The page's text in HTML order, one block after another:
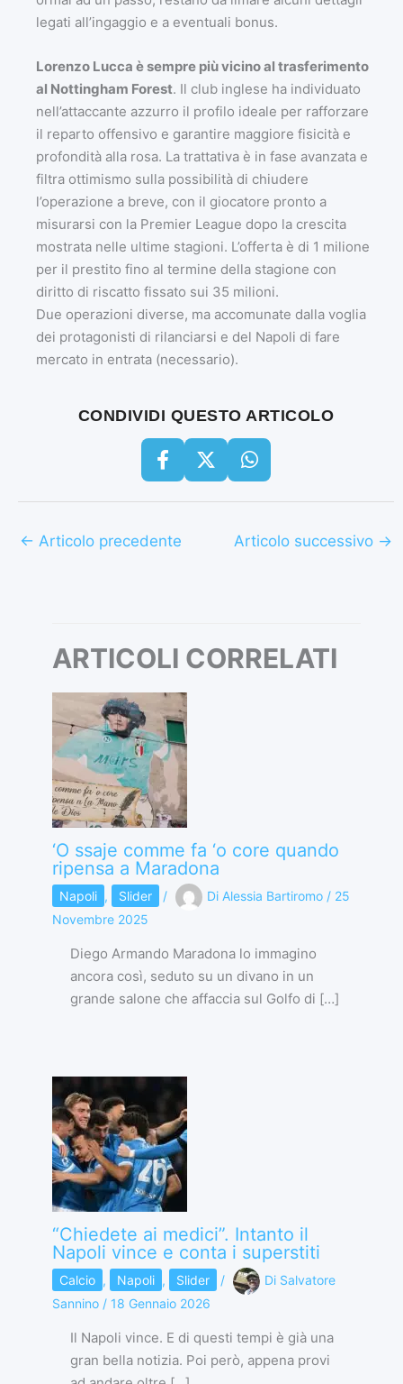
legati all’ingaggio e a eventuali bonus.
Lorenzo Lucca è sempre più vicino al trasferimento
al Nottingham Forest. Il club inglese ha individuato
nell’attaccante azzurro il profilo ideale per rafforzare
il reparto offensivo e garantire maggiore fisicità e
profondità alla rosa. La trattativa è in fase avanzata e
filtra ottimismo sulla possibilità di chiudere
l’operazione a breve, con il giocatore pronto a
misurarsi con la Premier League dopo la crescita
mostrata nelle ultime stagioni. L’offerta è di 1 milione
per il prestito fino al termine della stagione con
diritto di riscatto fissato sui 35 milioni.
Due operazioni diverse, ma accomunate dalla voglia
dei protagonisti di rilanciarsi e del Napoli di fare
mercato in entrata (necessario).
CONDIVIDI QUESTO ARTICOLO
← Articolo precedente Articolo successivo →
ARTICOLI CORRELATI
‘O ssaje comme fa ‘o core quando
ripensa a Maradona
Napoli , Slider / Di Alessia Bartiromo / 25
Novembre 2025
Diego Armando Maradona lo immagino
ancora così, seduto su un divano in un
grande salone che affaccia sul Golfo di […]
“Chiedete ai medici”. Intanto il
Napoli vince e conta i superstiti
Calcio , Napoli , Slider / Di Salvatore
Sannino / 18 Gennaio 2026
Il Napoli vince. E di questi tempi è già una
gran bella notizia. Poi però, appena provi